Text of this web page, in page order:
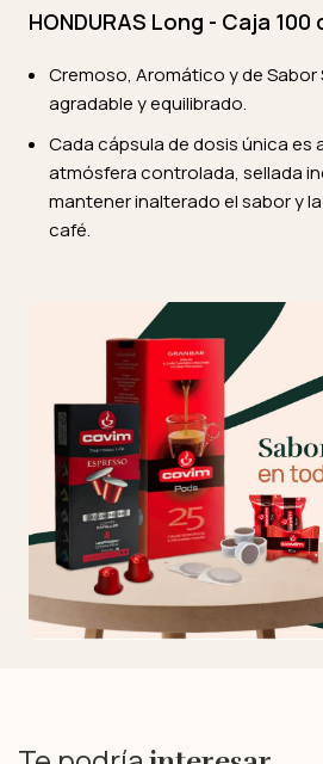
HONDURAS Long - Caja 100
Cremoso, Aromático y de Sabor
agradable y equilibrado.
Cada cápsula de dosis única es
atmósfera controlada, sellada
mantener inalterado el sabor y
café.